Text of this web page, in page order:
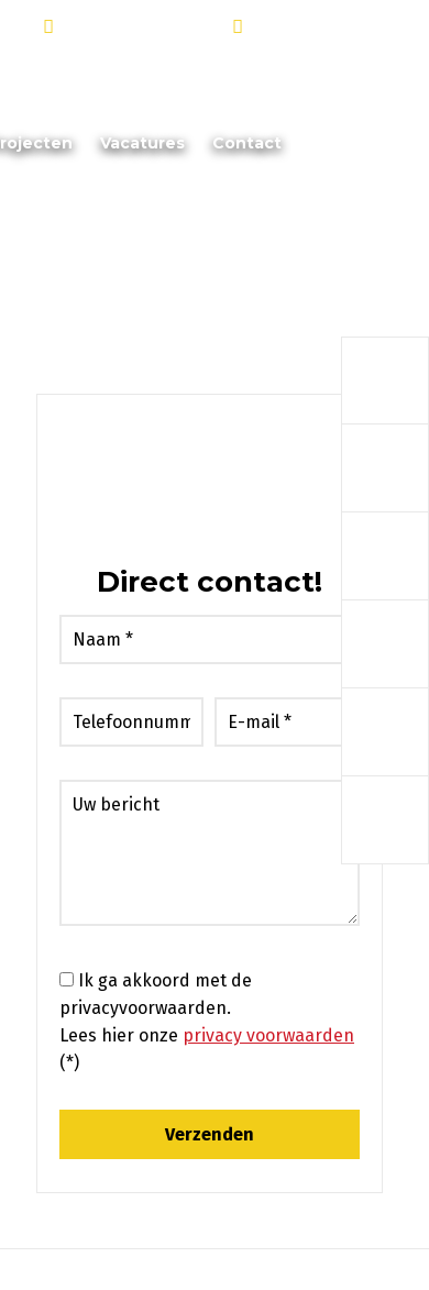
Vacatures Contact
Direct contact!
Ik ga akkoord met de
privacyvoorwaarden.
Lees hier onze privacy voorwaarden
(*)